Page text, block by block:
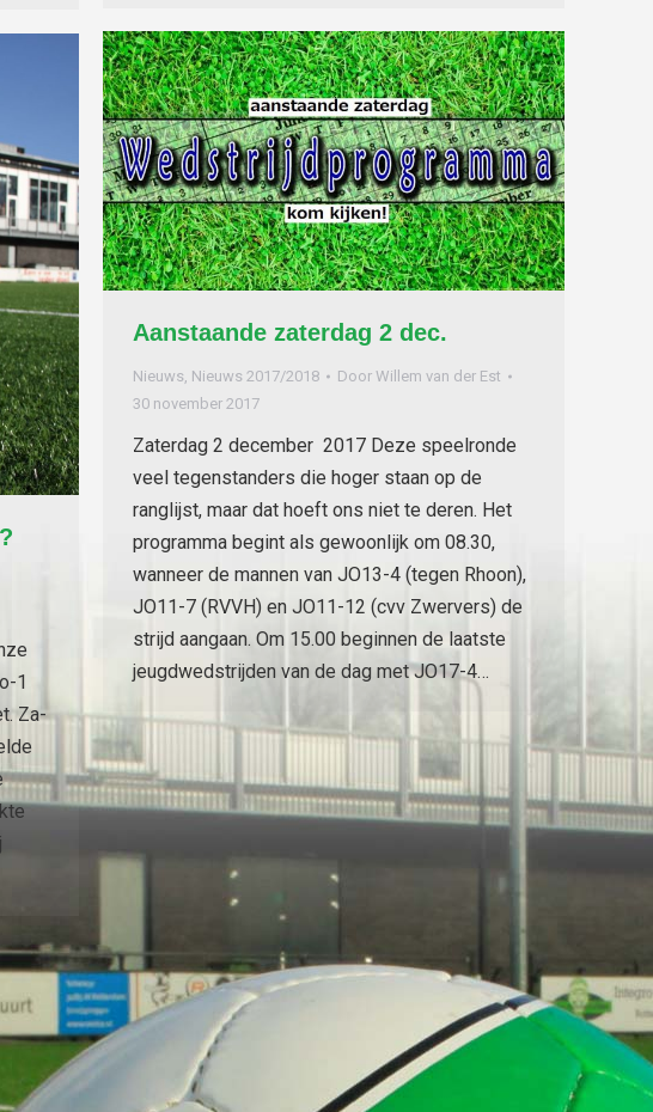
Aanstaande zaterdag 2 dec.
Nieuws, Nieuws 2017/2018 Door Willem van der Est
30 november 2017
Zaterdag 2 december 2017 Deze speelronde
veel tegenstanders die hoger staan op de
ranglijst, maar dat hoeft ons niet te deren. Het
programma begint als gewoonlijk om 08.30,
wanneer de mannen van JO13-4 (tegen Rhoon),
JO11-7 (RVVH) en JO11-12 (cvv Zwervers) de
strijd aangaan. Om 15.00 beginnen de laatste
jeugdwedstrijden van de dag met JO17-4…
1
Za-